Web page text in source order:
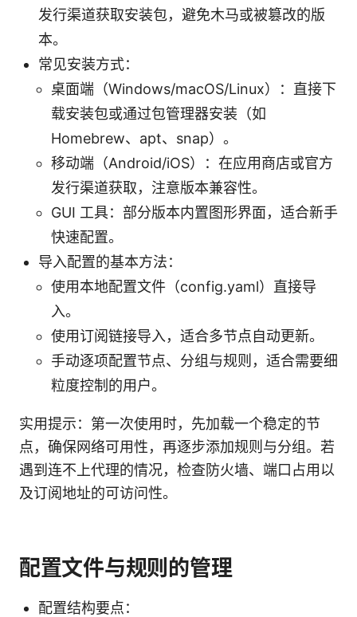
发行渠道获取安装包，避免木马或被篡改的版
本。
常见安装方式：
桌面端（Windows/macOS/Linux）：直接下
载安装包或通过包管理器安装（如
Homebrew、apt、snap）。
移动端（Android/iOS）：在应用商店或官方
发行渠道获取，注意版本兼容性。
GUI 工具：部分版本内置图形界面，适合新手
快速配置。
导入配置的基本方法：
使用本地配置文件（config.yaml）直接导
入。
使用订阅链接导入，适合多节点自动更新。
手动逐项配置节点、分组与规则，适合需要细
粒度控制的用户。
实用提示：第一次使用时，先加载一个稳定的节
点，确保网络可用性，再逐步添加规则与分组。若
遇到连不上代理的情况，检查防火墙、端口占用以
及订阅地址的可访问性。
配置文件与规则的管理
配置结构要点：